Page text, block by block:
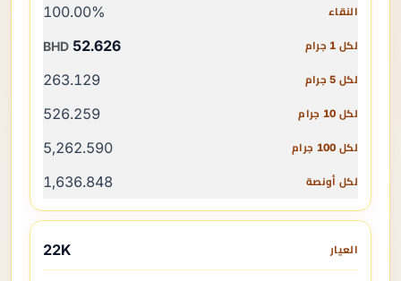
لكل 5 جرام
لكل 10 جرام
لكل 100 جرام
لكل أونصة
100.00%
52.626
BHD
263.129
526.259
5,262.590
1,636.848
22K